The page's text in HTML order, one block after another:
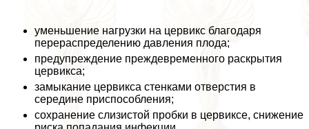
уменьшение нагрузки на цервикс благодаря
перераспределению давления плода;
предупреждение преждевременного раскрытия
цервикса;
замыкание цервикса стенками отверстия в
середине приспособления;
сохранение слизистой пробки в цервиксе, снижение